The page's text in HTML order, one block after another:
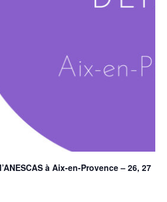
à Aix-en-Provence – 26, 27